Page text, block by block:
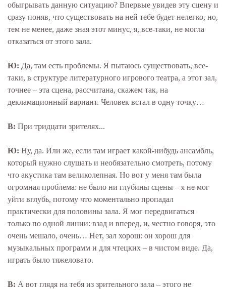
обыгрывать данную ситуацию? Впервые увидев эту сцену и
сразу поняв, что существовать на ней тебе будет нелегко, но,
тем не менее, даже зная этот минус, я, все-таки, не могла
отказаться от этого зала.
Ю: Да, там есть проблемы. Я пытаюсь существовать, все-
таки, в структуре литературного игрового театра, а этот зал,
точнее – эта сцена, рассчитана, скажем так, на
декламационный вариант. Человек встал в одну точку…
В: При тридцати зрителях...
Ю: Ну, да. Или же, если там играет какой-нибудь ансамбль,
который нужно слушать и необязательно смотреть, потому
что акустика там великолепная. Но вот у меня там была
огромная проблема: не было ни глубины сцены – я не мог
уйти вглубь, потому что моментально пропадал
практически для половины зала. Я мог передвигаться
только по одной линии: взад и вперед, и, честно говоря, это
очень мешало, очень… Нет, зал хорош: он хорош для
музыкальных программ и для чтецких – в чистом виде. Да,
играть было тяжеловато.
В: А вот глядя на тебя из зрительного зала – этого не